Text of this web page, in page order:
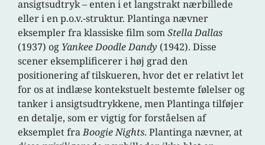
ansigtsudtryk – enten i et langstrakt nærbillede
eller i en p.o.v.-struktur. Plantinga nævner
eksempler fra klassiske film somStella Dallas
(1937) og Yankee Doodle Dandy (1942). Disse
scener eksemplificerer i høj grad den
positionering af tilskueren, hvor det er relativt let
for os at indlæse kontekstuelt bestemte følelser og
tanker i ansigtsudtrykkene, men Plantinga tilføjer
en detalje, som er vigtig for forståelsen af
eksemplet fraBoogie Nights. Plantinga nævner, at